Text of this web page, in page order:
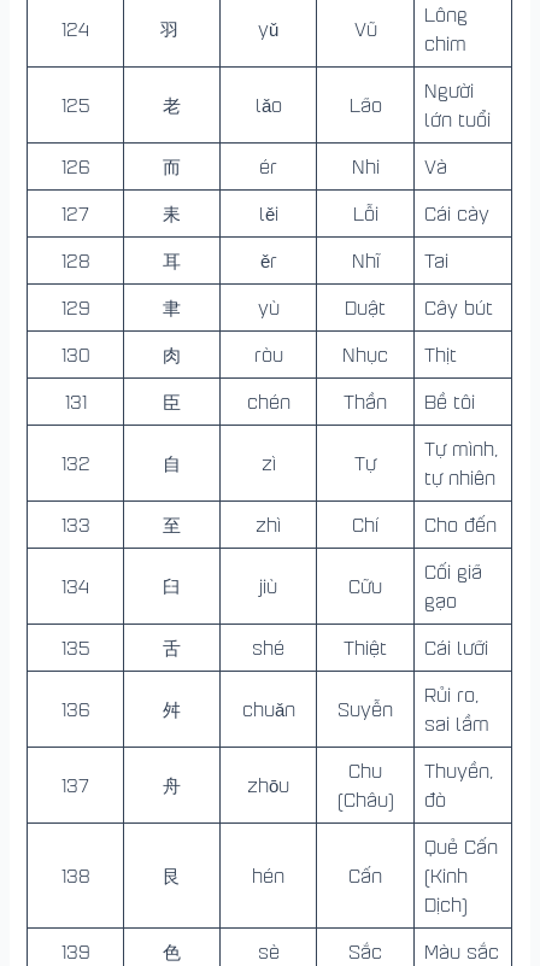
124 羽 yǔ Vũ
Lông
chim
125 老 lǎo Lão
Người
lớn tuổi
126
而 ér Nhi
Và
127
耒 lěi Lỗi
Cái cày
128
耳 ěr Nhĩ
Tai
129
聿 yù Duật
Cây bút
130
肉 ròu Nhục
Thịt
131
臣 chén Thần Bề tôi
132 自 zì Tự
Tự mình,
tự nhiên
133
至 zhì Chí Cho đến
134 臼 jiù Cữu
Cối giã
gạo
135
舌 shé Thiệt Cái lưỡi
136 舛 chuǎn Suyễn
Rủi ro,
sai lầm
137 舟 zhōu
Chu
(Châu)
Thuyền,
đò
138 艮 hén Cấn
Quẻ Cấn
(Kinh
Dịch)
139
色 sè Sắc Màu sắc